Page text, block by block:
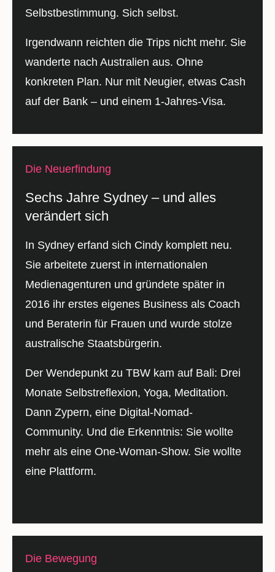
Selbstbestimmung. Sich selbst.
Irgendwann reichten die Trips nicht mehr. Sie
wanderte nach Australien aus. Ohne
konkreten Plan. Nur mit Neugier, etwas Cash
auf der Bank – und einem 1-Jahres-Visa.
Die Neuerfindung
Sechs Jahre Sydney – und alles
verändert sich
In Sydney erfand sich Cindy komplett neu.
Sie arbeitete zuerst in internationalen
Medienagenturen und gründete später in
2016 ihr erstes eigenes Business als Coach
und Beraterin für Frauen und wurde stolze
australische Staatsbürgerin.
Der Wendepunkt zu TBW kam auf Bali: Drei
Monate Selbstreflexion, Yoga, Meditation.
Dann Zypern, eine Digital-Nomad-
Community. Und die Erkenntnis: Sie wollte
mehr als eine One-Woman-Show. Sie wollte
eine Plattform.
Die Bewegung